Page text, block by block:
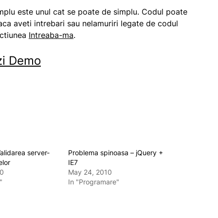
este unul cat se poate de simplu. Codul poate
aveti intrebari sau nelamuriri legate de codul
Intreaba-ma.
Demo
server-
Problema spinoasa – jQuery +
IE7
May 24, 2010
In "Programare"